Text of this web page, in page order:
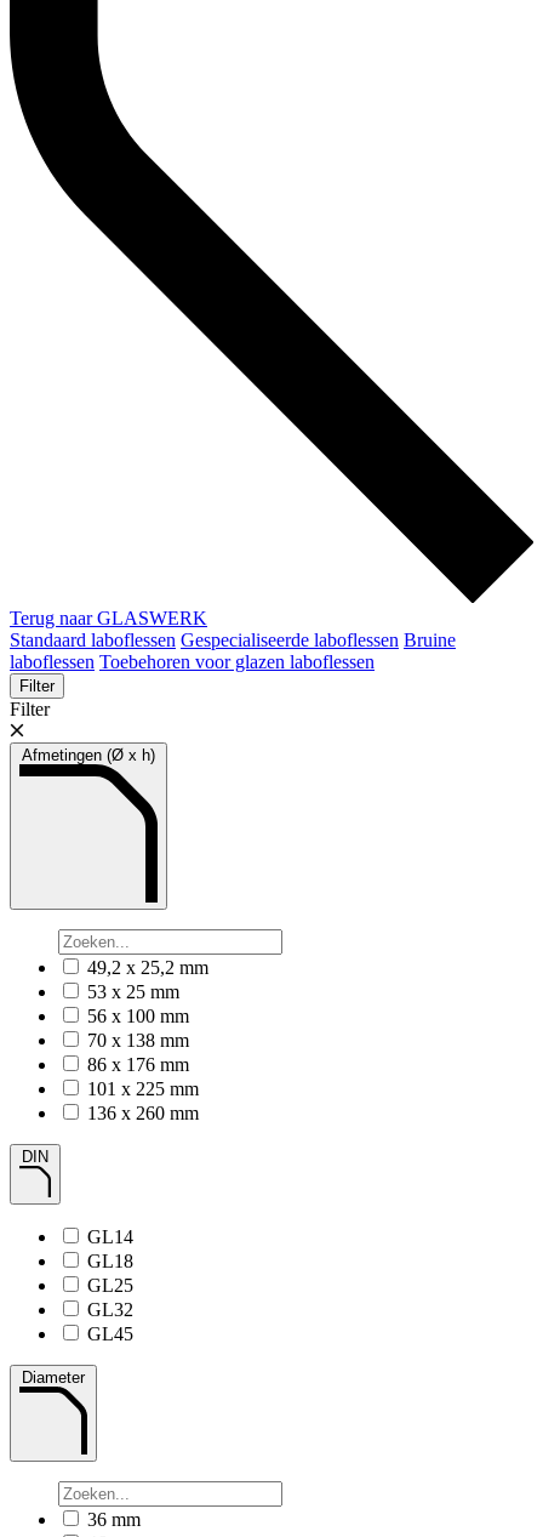
Terug naar GLASWERK
Standaard laboflessen Gespecialiseerde laboflessen Bruine
laboflessen Toebehoren voor glazen laboflessen
Filter
Filter
Afmetingen (Ø x h)
49,2 x 25,2 mm
53 x 25 mm
56 x 100 mm
70 x 138 mm
86 x 176 mm
101 x 225 mm
136 x 260 mm
DIN
GL14
GL18
GL25
GL32
GL45
Diameter
36 mm